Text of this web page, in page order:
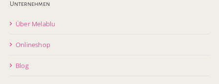
Unternehmen
Über Melablu
Onlineshop
Blog